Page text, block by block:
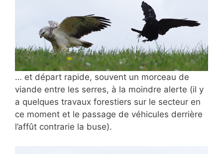
… et départ rapide, souvent un morceau de
viande entre les serres, à la moindre alerte (il y
a quelques travaux forestiers sur le secteur en
ce moment et le passage de véhicules derrière
l’affût contrarie la buse).